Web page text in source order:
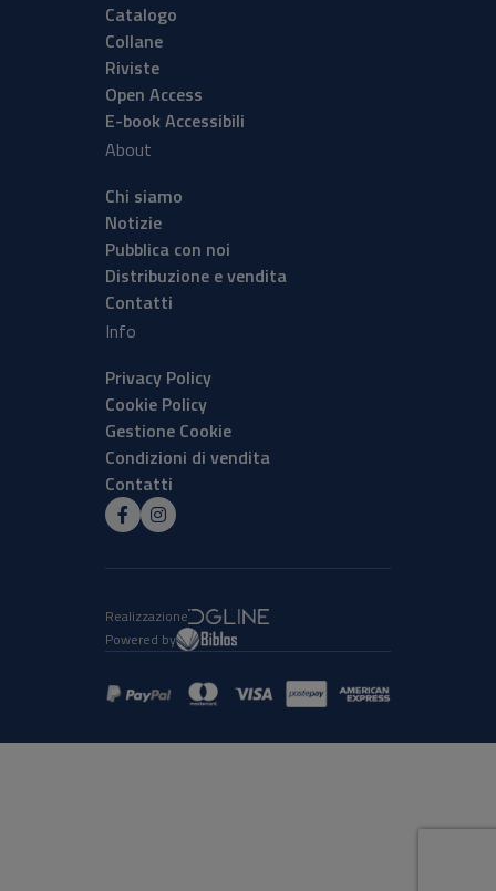
Catalogo
Collane
Riviste
Open Access
E-book Accessibili
About
Chi siamo
Notizie
Pubblica con noi
Distribuzione e vendita
Contatti
Info
Privacy Policy
Cookie Policy
Gestione Cookie
Condizioni di vendita
Contatti
Realizzazione
Powered by